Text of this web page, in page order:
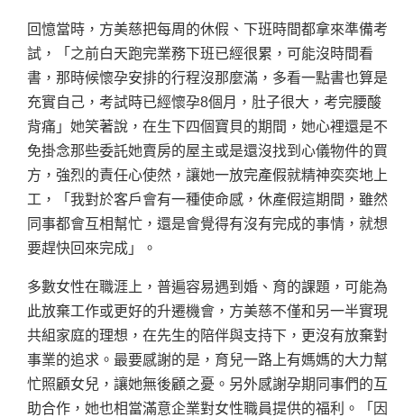
回憶當時，方美慈把每周的休假、下班時間都拿來準備考
試，「之前白天跑完業務下班已經很累，可能沒時間看
書，那時候懷孕安排的行程沒那麼滿，多看一點書也算是
充實自己，考試時已經懷孕8個月，肚子很大，考完腰酸
背痛」她笑著說，在生下四個寶貝的期間，她心裡還是不
免掛念那些委託她賣房的屋主或是還沒找到心儀物件的買
方，強烈的責任心使然，讓她一放完產假就精神奕奕地上
工，「我對於客戶會有一種使命感，休產假這期間，雖然
同事都會互相幫忙，還是會覺得有沒有完成的事情，就想
要趕快回來完成」。
多數女性在職涯上，普遍容易遇到婚、育的課題，可能為
此放棄工作或更好的升遷機會，方美慈不僅和另一半實現
共組家庭的理想，在先生的陪伴與支持下，更沒有放棄對
事業的追求。最要感謝的是，育兒一路上有媽媽的大力幫
忙照顧女兒，讓她無後顧之憂。另外感謝孕期同事們的互
助合作，她也相當滿意企業對女性職員提供的福利。「因